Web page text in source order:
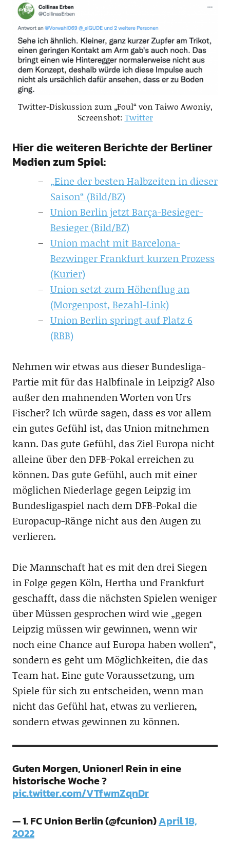
Twitter-Diskussion zum „Foul“ von Taiwo Awoniy,
Screenshot: Twitter
Hier die weiteren Berichte der Berliner
Medien zum Spiel:
„Eine der besten Halbzeiten in dieser
Saison“ (Bild/BZ)
Union Berlin jetzt Barça-Besieger-
Besieger (Bild/BZ)
Union macht mit Barcelona-
Bezwinger Frankfurt kurzen Prozess
(Kurier)
Union setzt zum Höhenflug an
(Morgenpost, Bezahl-Link)
Union Berlin springt auf Platz 6
(RBB)
Nehmen wir etwas aus dieser Bundesliga-
Partie mit für das Halbfinale in Leipzig? Also
außer den mahnenden Worten von Urs
Fischer? Ich würde sagen, dass es vor allem
ein gutes Gefühl ist, das Union mitnehmen
kann. Das gute Gefühl, das Ziel Europa nicht
alleine über den DFB-Pokal erreichen zu
können. Das gute Gefühl, auch mit einer
möglichen Niederlage gegen Leipzig im
Bundesligaspiel nach dem DFB-Pokal die
Europacup-Ränge nicht aus den Augen zu
verlieren.
Die Mannschaft hat es mit den drei Siegen
in Folge gegen Köln, Hertha und Frankfurt
geschafft, dass die nächsten Spielen weniger
über Müssen gesprochen wird wie „gegen
Leipzig müssen wir gewinnen, wenn wir
noch eine Chance auf Europa haben wollen“,
sondern es geht um Möglichkeiten, die das
Team hat. Eine gute Voraussetzung, um
Spiele für sich zu entscheiden, wenn man
nicht das Gefühl hat, etwas zu verlieren,
sondern etwas gewinnen zu können.
Guten Morgen, Unioner! Rein in eine
historische Woche ?
pic.twitter.com/VTfwmZqnDr
— 1. FC Union Berlin (@fcunion)April 18,
2022